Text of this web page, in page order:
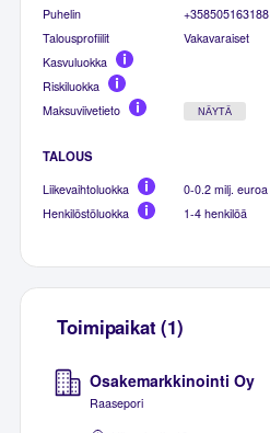
Puhelin
+358505163188
Talousprofiilit
Vakavaraiset
Kasvuluokka
Riskiluokka
Maksuviivetieto
NÄYTÄ
TALOUS
Liikevaihtoluokka
0-0.2 milj. euroa
Henkilöstöluokka
1-4 henkilöä
Toimipaikat (1)
Osakemarkkinointi Oy
Raasepori